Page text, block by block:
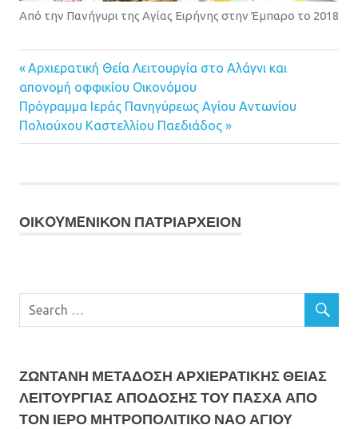
Από την Πανήγυρι της Αγίας Ειρήνης στην Έμπαρο το 2018
Πλοήγηση
άρθρων
Previous
Post:
Αρχιερατική Θεία Λειτουργία στο Αλάγνι και
απονομή οφφικίου Οικονόμου
Next
Post:
Πρόγραμμα Ιεράς Πανηγύρεως Αγίου Αντωνίου
Πολιούχου Καστελλίου Παεδιάδος
ΟΙΚOYΜEΝΙΚΟΝ ΠΑΤΡΙΑΡΧΕΙΟΝ
ΖΩΝΤΑΝΗ ΜΕΤΆΔΟΣΗ ΑΡΧΙΕΡΑΤΙΚΗΣ ΘΕΙΑΣ
ΛΕΙΤΟΥΡΓΙΑΣ ΑΠΟΔΟΣΗΣ ΤΟΥ ΠΑΣΧΑ ΑΠΟ
ΤΟΝ ΙΕΡΟ ΜΗΤΡΟΠΟΛΙΤΙΚΟ ΝΑΟ ΑΓΙΟΥ